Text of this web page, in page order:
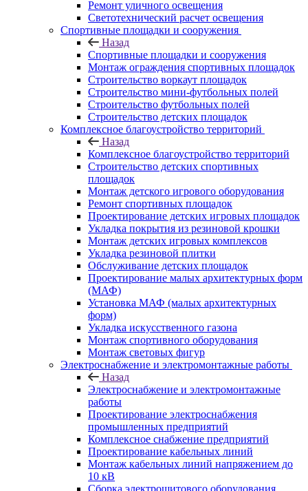
Ремонт уличного освещения
Светотехнический расчет освещения
Спортивные площадки и сооружения
Назад
Спортивные площадки и сооружения
Монтаж ограждения спортивных площадок
Строительство воркаут площадок
Строительство мини-футбольных полей
Строительство футбольных полей
Строительство детских площадок
Комплексное благоустройство территорий
Назад
Комплексное благоустройство территорий
Строительство детских спортивных
площадок
Монтаж детского игрового оборудования
Ремонт спортивных площадок
Проектирование детских игровых площадок
Укладка покрытия из резиновой крошки
Монтаж детских игровых комплексов
Укладка резиновой плитки
Обслуживание детских площадок
Проектирование малых архитектурных форм
(МАФ)
Установка МАФ (малых архитектурных
форм)
Укладка искусственного газона
Монтаж спортивного оборудования
Монтаж световых фигур
Электроснабжение и электромонтажные работы
Назад
Электроснабжение и электромонтажные
работы
Проектирование электроснабжения
промышленных предприятий
Комплексное снабжение предприятий
Проектирование кабельных линий
Монтаж кабельных линий напряжением до
10 кВ
Сборка электрощитового оборудования